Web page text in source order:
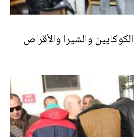
والشيرا والأقراص